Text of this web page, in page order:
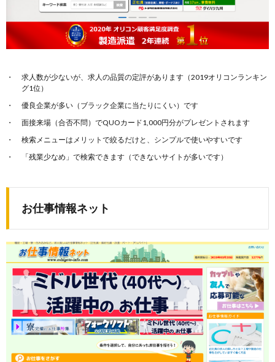
求人数が少ないが、求人の品質の定評があります（2019オリコンランキン
グ1位）
優良企業が多い（ブラック企業に当たりにくい）です
面接来場（合否不問）でQUOカード1,000円分がプレゼントされます
検索メニューはメリットで絞るだけと、シンプルで使いやすいです
「残業少なめ」で検索できます（できないサイトが多いです）
お仕事情報ネット